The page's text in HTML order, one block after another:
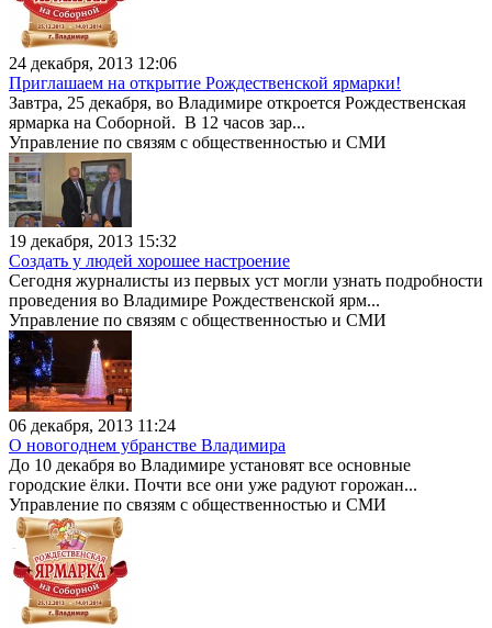
24 декабря, 2013 12:06
Приглашаем на открытие Рождественской ярмарки!
Завтра, 25 декабря, во Владимире откроется Рождественская
ярмарка на Соборной. В 12 часов зар...
Управление по связям с общественностью и СМИ
19 декабря, 2013 15:32
Создать у людей хорошее настроение
Сегодня журналисты из первых уст могли узнать подробности
проведения во Владимире Рождественской ярм...
Управление по связям с общественностью и СМИ
06 декабря, 2013 11:24
О новогоднем убранстве Владимира
До 10 декабря во Владимире установят все основные
городские ёлки. Почти все они уже радуют горожан...
Управление по связям с общественностью и СМИ